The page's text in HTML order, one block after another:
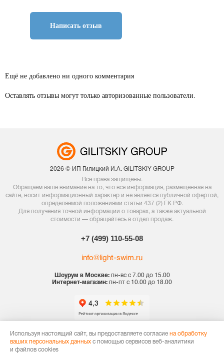
Написать отзыв
Ещё не добавлено ни одного комментария
Оставлять отзывы могут только авторизованные пользователи.
2026 © ИП Гилицкий И.А. GILITSKIY GROUP
Все права защищены.
Обращаем ваше внимание на то, что вся информация, размещенная на
сайте, носит информационный характер и не является публичной офертой,
определяемой положениями статьи 437 (2) ГК РФ.
Для получения точной информации о товарах, а также актуальной
стоимости — обращайтесь в отдел продаж.
+7 (499) 110-55-08
info@light-swim.ru
Шоурум в Москве:пн-вс с 7.00 до 15.00
Интернет-магазин: пн-пт с 10.00 до 18.00
Политика конфиденциальности
Договор оферты
Используя настоящий сайт, вы предоставляете согласие на обработку
ваших персональных данных с помощью сервисов веб-аналитики
и файлов cookies